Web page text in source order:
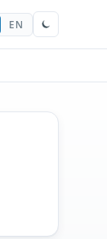
EN